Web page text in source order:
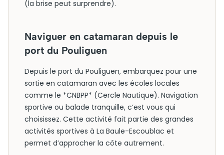
(la brise peut surprendre).
Naviguer en catamaran depuis le
port du Pouliguen
Depuis le port du Pouliguen, embarquez pour une
sortie en catamaran avec les écoles locales
comme le *CNBPP* (Cercle Nautique). Navigation
sportive ou balade tranquille, c’est vous qui
choisissez. Cette activité fait partie des grandes
activités sportives à La Baule-Escoublac et
permet d’approcher la côte autrement.